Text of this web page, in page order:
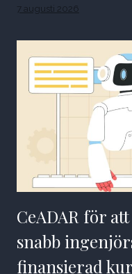
7 augusti 2026
CeADAR för
snabb
finansierad